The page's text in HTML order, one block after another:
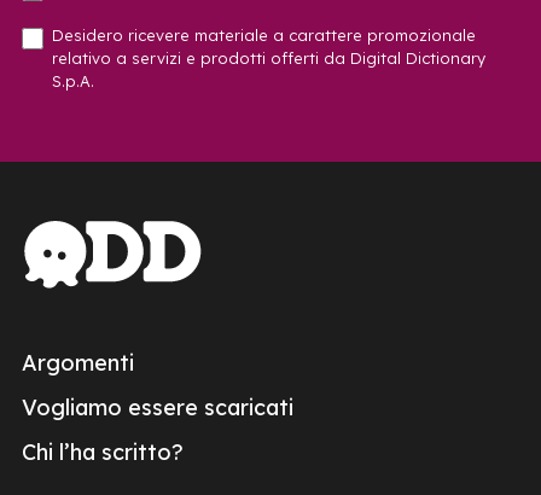
Desidero ricevere materiale a carattere promozionale
relativo a servizi e prodotti offerti da Digital Dictionary
S.p.A.
Argomenti
Vogliamo essere scaricati
Chi l’ha scritto?